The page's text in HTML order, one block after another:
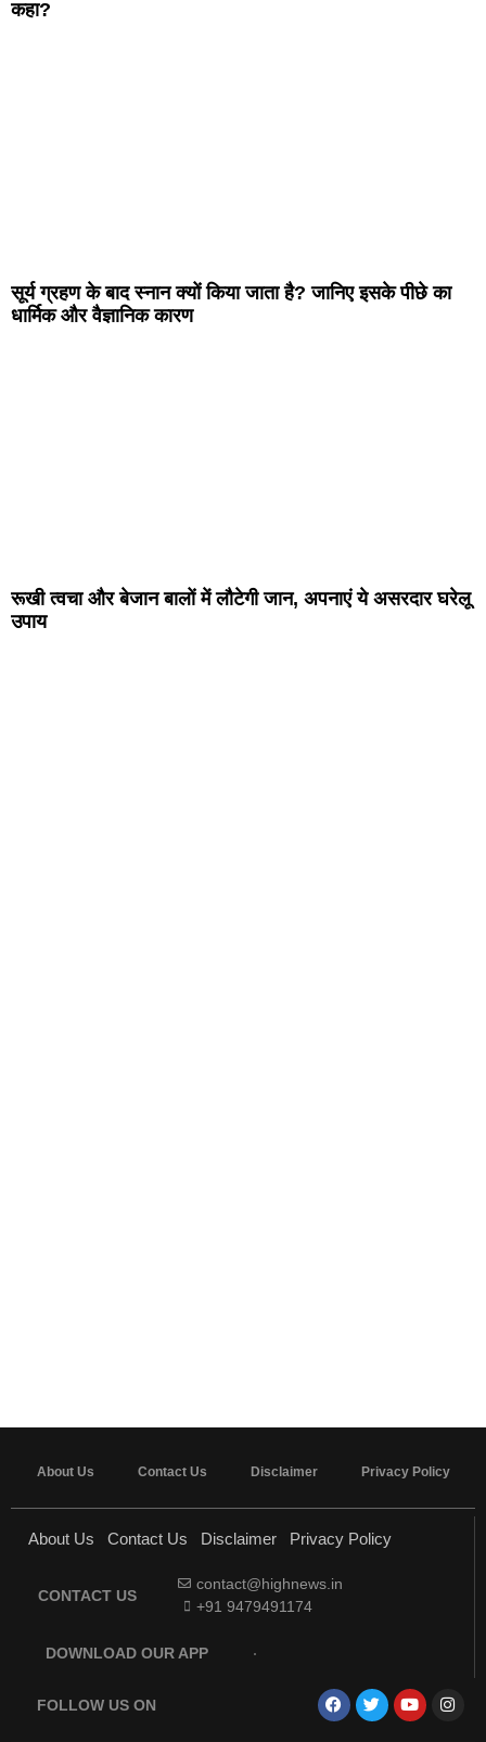
कहा?
सूर्य ग्रहण के बाद स्नान क्यों किया जाता है? जानिए इसके पीछे का
धार्मिक और वैज्ञानिक कारण
रूखी त्वचा और बेजान बालों में लौटेगी जान, अपनाएं ये असरदार घरेलू
उपाय
About Us Contact Us Disclaimer Privacy Policy
About Us Contact Us Disclaimer Privacy Policy
CONTACT US
contact@highnews.in
+91 9479491174
DOWNLOAD OUR APP
FOLLOW US ON